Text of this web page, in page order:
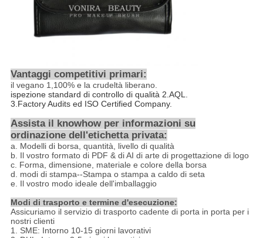
Vantaggi competitivi primari:
il vegano 1,100%e la crudeltà liberano.
ispezione standard di controllo di qualità 2.AQL.
3.Factory Audits ed ISO Certified Company.
Assista il knowhow per informazioni su
ordinazione dell'etichetta privata:
a. Modelli di borsa, quantità, livello di qualità
b. Il vostro formato di PDF & di AI di arte di progettazione di logo
c. Forma, dimensione, materiale e colore della borsa
d. modi di stampa--Stampa o stampa a caldo di seta
e. Il vostro modo ideale dell'imballaggio
Modi di trasporto e termine d'esecuzione:
Assicuriamo il servizio di trasporto cadente di porta in porta per i
nostri clienti
1. SME: Intorno 10-15 giorni lavorativi